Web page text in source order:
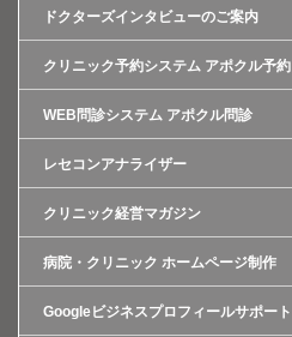
ドクターズインタビューのご案内
クリニック予約システム アポクル予約
WEB問診システム アポクル問診
レセコンアナライザー
クリニック経営マガジン
病院・クリニック ホームページ制作
Googleビジネスプロフィールサポート